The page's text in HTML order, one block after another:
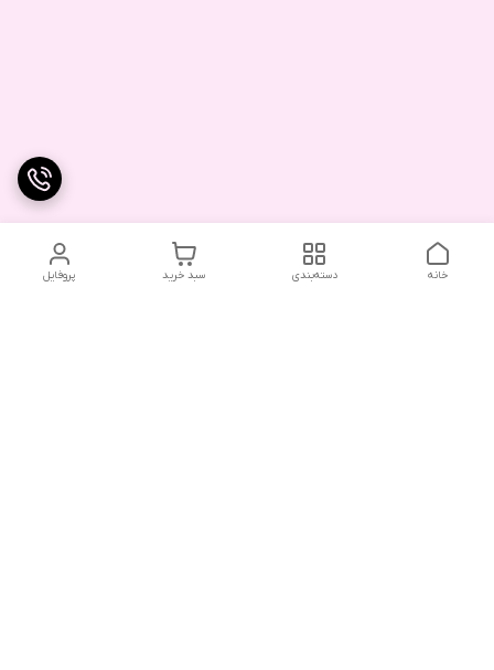
پروفایل سبد خرید دسته‌بندی خانه